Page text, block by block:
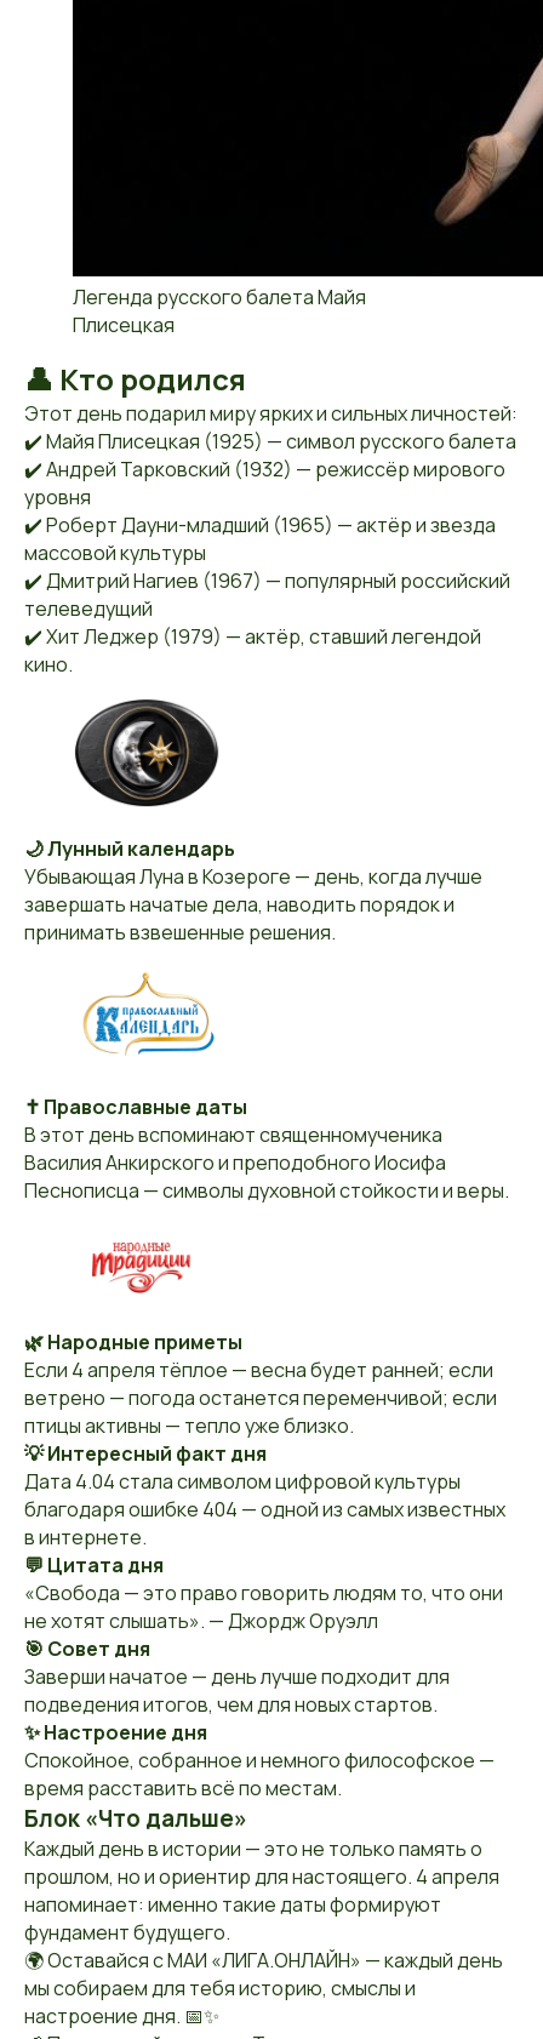
Легенда русского балета Майя
Плисецкая
👤 Кто родился
Этот день подарил миру ярких и сильных личностей:
✔️ Майя Плисецкая (1925) — символ русского балета
✔️ Андрей Тарковский (1932) — режиссёр мирового
уровня
✔️ Роберт Дауни-младший (1965) — актёр и звезда
массовой культуры
✔️ Дмитрий Нагиев (1967) — популярный российский
телеведущий
✔️ Хит Леджер (1979) — актёр, ставший легендой
кино.
🌙 Лунный календарь
Убывающая Луна в Козероге — день, когда лучше
завершать начатые дела, наводить порядок и
принимать взвешенные решения.
✝️ Православные даты
В этот день вспоминают священномученика
Василия Анкирского и преподобного Иосифа
Песнописца — символы духовной стойкости и веры.
🌿 Народные приметы
Если 4 апреля тёплое — весна будет ранней; если
ветрено — погода останется переменчивой; если
птицы активны — тепло уже близко.
💡 Интересный факт дня
Дата 4.04 стала символом цифровой культуры
благодаря ошибке 404 — одной из самых известных
в интернете.
💬 Цитата дня
«Свобода — это право говорить людям то, что они
не хотят слышать». — Джордж Оруэлл
🎯 Совет дня
Заверши начатое — день лучше подходит для
подведения итогов, чем для новых стартов.
✨ Настроение дня
Спокойное, собранное и немного философское —
время расставить всё по местам.
Блок «Что дальше»
Каждый день в истории — это не только память о
прошлом, но и ориентир для настоящего. 4 апреля
напоминает: именно такие даты формируют
фундамент будущего.
🌍 Оставайся с МАИ «ЛИГА.ОНЛАЙН» — каждый день
мы собираем для тебя историю, смыслы и
настроение дня. 📅✨